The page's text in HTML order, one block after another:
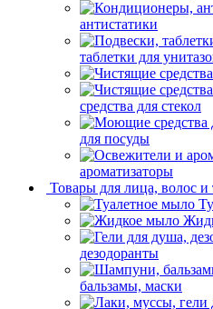
антистатики
таблетки для
средства для стекол
для посуды
ароматизаторы
Товары для лица, волос и
дезодоранты
бальзамы, маски